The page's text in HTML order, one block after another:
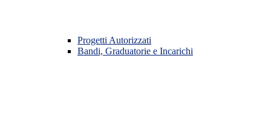
Progetti Autorizzati
Bandi, Graduatorie e Incarichi